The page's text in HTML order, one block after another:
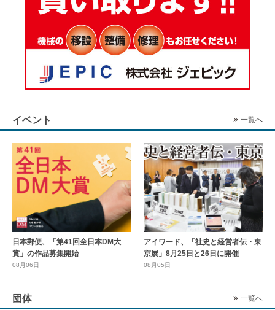
イベント 一覧へ
日本郵便、「第41回全日本DM大
賞」の作品募集開始
08月06日
アイワード、「社史と経営者伝・東
京展」8月25日と26日に開催
08月05日
団体 一覧へ